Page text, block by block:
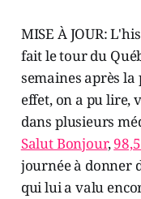
MISE À JOUR:
fait le tour du
semaines après
effet, on a pu lire,
dans plusieurs
Salut Bonjour,
journée à donner
qui lui a valu